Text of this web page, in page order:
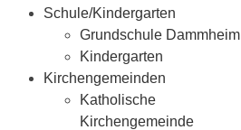
Schule/Kindergarten
Grundschule Dammheim
Kindergarten
Kirchengemeinden
Katholische
Kirchengemeinde